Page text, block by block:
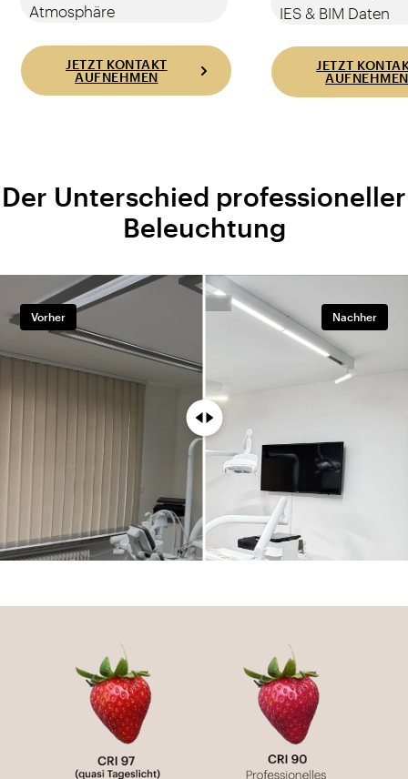
Atmosphäre
JETZT KONTAKT
AUFNEHMEN
IES & BIM Daten
JETZT
AUFNEHMEN
Der Unterschied professioneller
Beleuchtung
Vorher Nachher